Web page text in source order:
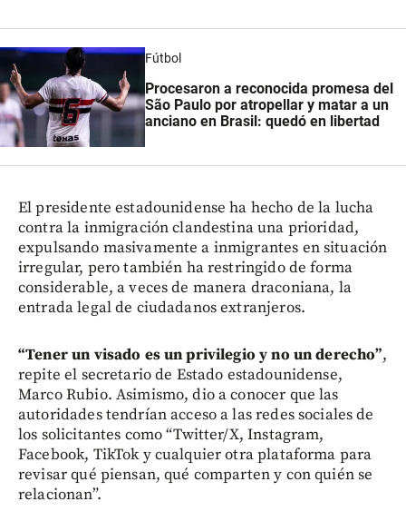
Fútbol
Procesaron a reconocida promesa del
São Paulo por atropellar y matar a un
anciano en Brasil: quedó en libertad
El presidente estadounidense ha hecho de la lucha
contra la inmigración clandestina una prioridad,
expulsando masivamente a inmigrantes en situación
irregular, pero también ha restringido de forma
considerable, a veces de manera draconiana, la
entrada legal de ciudadanos extranjeros.
“Tener un visado es un privilegio y no un derecho”,
repite el secretario de Estado estadounidense,
Marco Rubio. Asimismo, dio a conocer que las
autoridades tendrían acceso a las redes sociales de
los solicitantes como “Twitter/X, Instagram,
Facebook, TikTok y cualquier otra plataforma para
revisar qué piensan, qué comparten y con quién se
relacionan”.